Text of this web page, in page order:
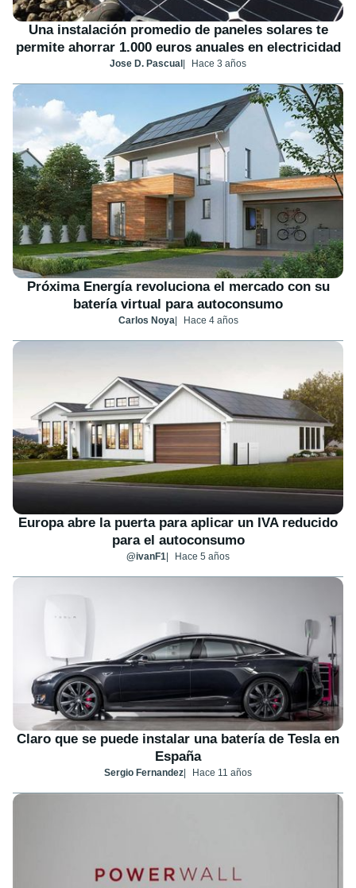
Una instalación promedio de paneles solares te
permite ahorrar 1.000 euros anuales en electricidad
Jose D. Pascual Hace 3 años
Próxima Energía revoluciona el mercado con su
batería virtual para autoconsumo
Carlos Noya Hace 4 años
Europa abre la puerta para aplicar un IVA reducido
para el autoconsumo
@ivanF1 Hace 5 años
Claro que se puede instalar una batería de Tesla en
España
Sergio Fernandez Hace 11 años